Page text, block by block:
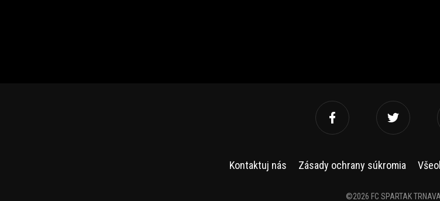
Kontaktuj nás Zásady ochrany súkromia
©2026 FC SPARTAK TRNAVA